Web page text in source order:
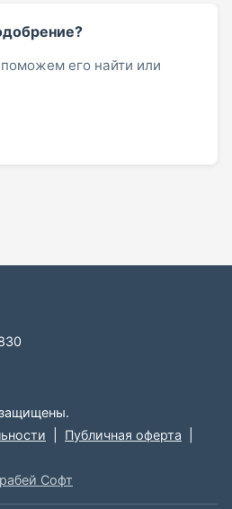
его найти или
Публичная оферта
Софт